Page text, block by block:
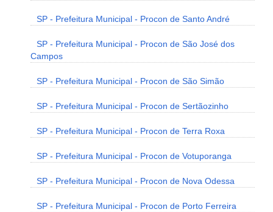
SP - Prefeitura Municipal - Procon de Santo André
SP - Prefeitura Municipal - Procon de São José dos
Campos
SP - Prefeitura Municipal - Procon de São Simão
SP - Prefeitura Municipal - Procon de Sertãozinho
SP - Prefeitura Municipal - Procon de Terra Roxa
SP - Prefeitura Municipal - Procon de Votuporanga
SP - Prefeitura Municipal - Procon de Nova Odessa
SP - Prefeitura Municipal - Procon de Porto Ferreira